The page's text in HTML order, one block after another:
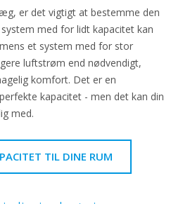
er det vigtigt at bestemme den
med for lidt kapacitet kan
et system med for stor
luftstrøm end nødvendigt,
komfort. Det er en
kapacitet - men det kan din
med.
TIL DINE RUM